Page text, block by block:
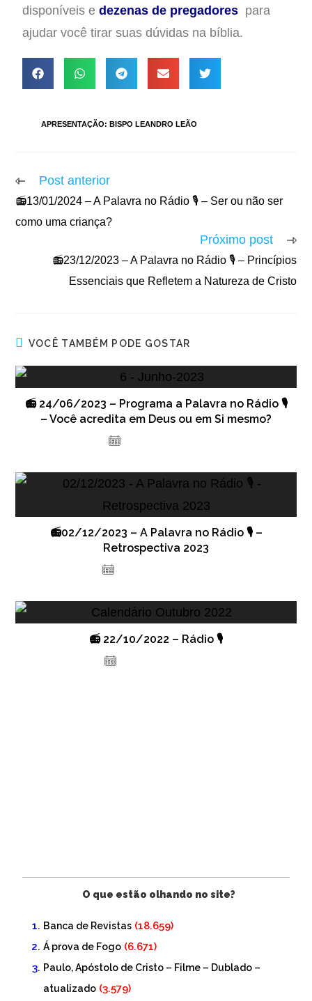
disponíveis edezenas de pregadores para
ajudar você tirar suas dúvidas na bíblia.
:APRESENTAÇÃO: BISPO LEANDRO LEÃO
Post anterior
📻13/01/2024 – A Palavra no Rádio 🎙️ – Ser ou não ser
como uma criança?
Próximo post
📻23/12/2023 – A Palavra no Rádio 🎙️ – Princípios
Essenciais que Refletem a Natureza de Cristo
VOCÊ TAMBÉM PODE GOSTAR
📻 24/06/2023 – Programa a Palavra no Rádio 🎙️
– Você acredita em Deus ou em Si mesmo?
📻02/12/2023 – A Palavra no Rádio 🎙️ –
Retrospectiva 2023
📻 22/10/2022 – Rádio 🎙️
O que estão olhando no site?
Banca de Revistas (18.659)
Á prova de Fogo (6.671)
Paulo, Apóstolo de Cristo – Filme – Dublado –
atualizado (3.579)